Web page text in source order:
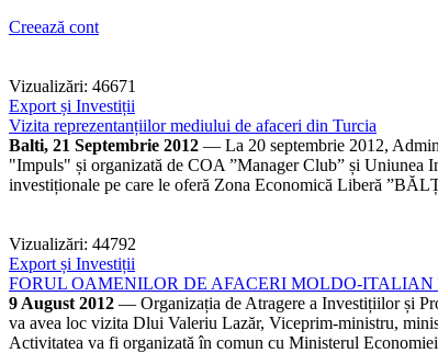
Creează cont
Vizualizări: 46671
Export și Investiții
Vizita reprezentanțiilor mediului de afaceri din Turcia
Balti, 21 Septembrie 2012 — La 20 septembrie 2012,
"Impuls" și organizată de COA ”Manager Club” și Uniunea
investiționale pe care le oferă Zona Economică Liberă
Vizualizări: 44792
Export și Investiții
FORUL OAMENILOR DE AFACERI MOLDO-ITALIAN în
9 August 2012 — Organizația de Atragere a Investițiilor și
va avea loc vizita Dlui Valeriu Lazăr, Viceprim-ministru,
Activitatea va fi organizată în comun cu Ministerul